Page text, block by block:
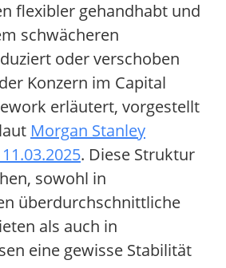
flexibler gehandhabt und
schwächeren
oder verschoben
Konzern im Capital
erläutert, vorgestellt
Morgan Stanley
. Diese Struktur
sowohl in
überdurchschnittliche
als auch in
eine gewisse Stabilität